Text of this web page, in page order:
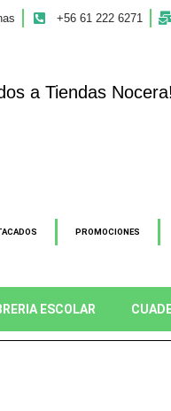
+56 61 222 6271
a Tiendas Nocera!
PROMOCIONES
ESCOLAR